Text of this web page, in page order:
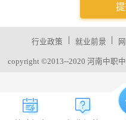
行业政策 就业前景
copyright ©2013--2020 河南中职中